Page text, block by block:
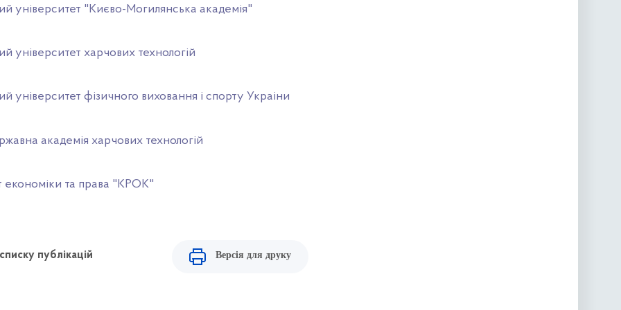
університет "Києво-Могилянська академія"
університет харчових технологій
університет фізичного виховання і спорту Украіни
академія харчових технологій
економіки та права "КРОК"
публікацій Версія для друку